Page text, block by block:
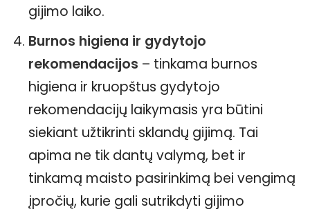
gijimo laiko.
Burnos higiena ir gydytojo
rekomendacijos – tinkama burnos
higiena ir kruopštus gydytojo
rekomendacijų laikymasis yra būtini
siekiant užtikrinti sklandų gijimą. Tai
apima ne tik dantų valymą, bet ir
tinkamą maisto pasirinkimą bei vengimą
įpročių, kurie gali sutrikdyti gijimo